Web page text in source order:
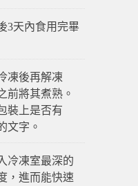
3天內食用完畢
凍後再解凍
前將其煮熟。
裝上是否有
文字。
冷凍室最深的
，進而能快速